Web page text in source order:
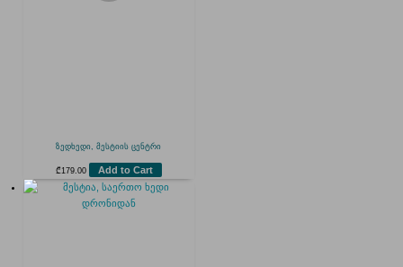
ზედხედი, მესტიის ცენტრი
₾ 179.00 Add to Cart